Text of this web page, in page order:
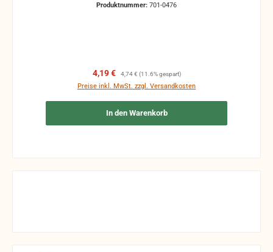
Produktnummer: 701-0476
Verkaufspreis:
4,19 € Regulärer Preis:
4,74 € (11.6% gespart)
Preise inkl. MwSt. zzgl. Versandkosten
In den Warenkorb